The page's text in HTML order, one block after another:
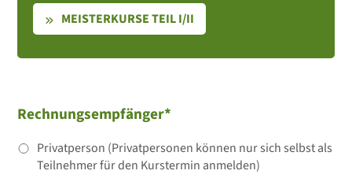
MEISTERKURSE TEIL I/II
Rechnungsempfänger*
Privatperson (Privatpersonen können nur sich selbst als
Teilnehmer für den Kurstermin anmelden)